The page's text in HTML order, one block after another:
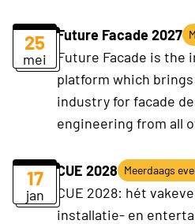
25
mei
Future Facade 2027
Future Facade is
platform which
industry for facade
engineering from all
17
jan
CUE 2028 Meerdaags
CUE 2028: hét
installatie- en